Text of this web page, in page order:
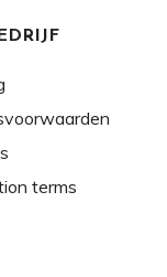
terms